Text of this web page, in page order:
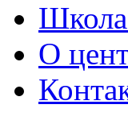
Школа
О